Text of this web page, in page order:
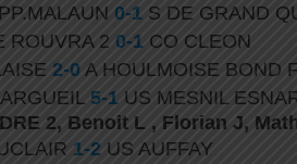
0-1 S DE GRAND
ROUVRA 2 0-1 CO CLEON
2-0 A HOULMOISE BOND
5-1 US MESNIL
2, Benoit L , Florian J,
1-2 US AUFFAY